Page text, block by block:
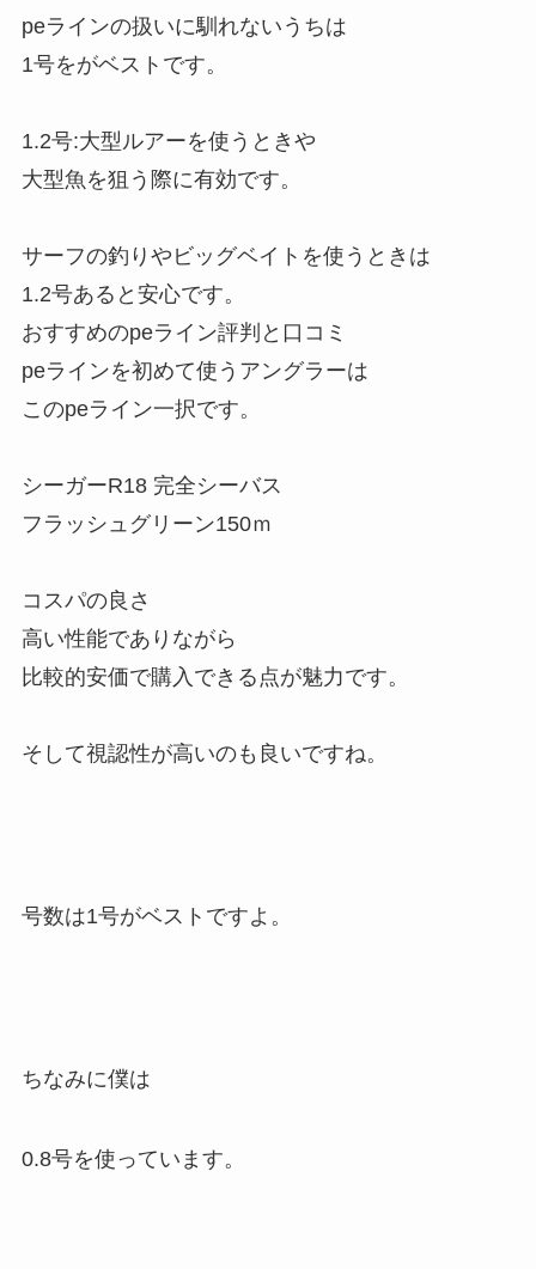
peラインの扱いに馴れないうちは
1号をがベストです。
1.2号:大型ルアーを使うときや
大型魚を狙う際に有効です。
サーフの釣りやビッグベイトを使うときは
1.2号あると安心です。
おすすめのpeライン評判と口コミ
peラインを初めて使うアングラーは
このpeライン一択です。
シーガーR18 完全シーバス
フラッシュグリーン150ｍ
コスパの良さ
高い性能でありながら
比較的安価で購入できる点が魅力です。
そして視認性が高いのも良いですね。
号数は1号がベストですよ。
ちなみに僕は
0.8号を使っています。